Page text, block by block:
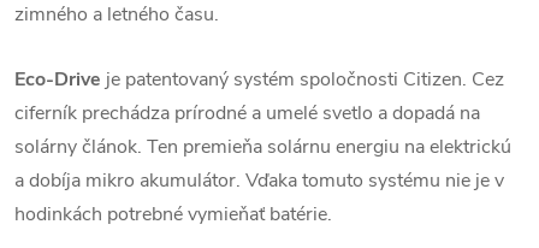
zimného a letného času.
Eco-Drive je patentovaný systém spoločnosti Citizen. Cez
ciferník prechádza prírodné a umelé svetlo a dopadá na
solárny článok. Ten premieňa solárnu energiu na elektrickú
a dobíja mikro akumulátor. Vďaka tomuto systému nie je v
hodinkách potrebné vymieňať batérie.